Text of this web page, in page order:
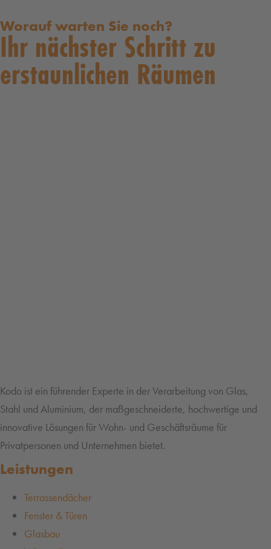
Worauf warten Sie noch?
Ihr nächster Schritt zu
erstaunlichen Räumen
Kodo ist ein führender Experte in der Verarbeitung von Glas,
Stahl und Aluminium, der maßgeschneiderte, hochwertige und
innovative Lösungen für Wohn- und Geschäftsräume für
Privatpersonen und Unternehmen bietet.
Leistungen
Terrassendächer
Fenster & Türen
Glasbau